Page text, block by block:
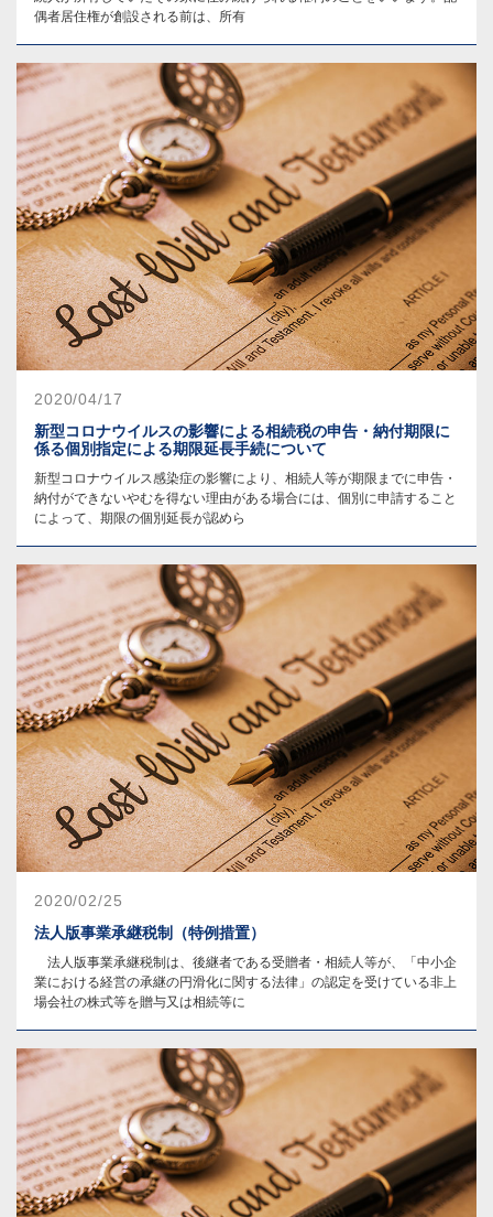
偶者居住権が創設される前は、所有
2020/04/17
新型コロナウイルスの影響による相続税の申告・納付期限に
係る個別指定による期限延長手続について
新型コロナウイルス感染症の影響により、相続人等が期限までに申告・
納付ができないやむを得ない理由がある場合には、個別に申請すること
によって、期限の個別延長が認めら
2020/02/25
法人版事業承継税制（特例措置）
法人版事業承継税制は、後継者である受贈者・相続人等が、「中小企
業における経営の承継の円滑化に関する法律」の認定を受けている非上
場会社の株式等を贈与又は相続等に